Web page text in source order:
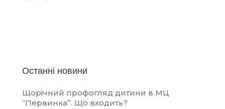
Останні новини
Щорічний профогляд дитини в МЦ
“Первинка”. Що входить?